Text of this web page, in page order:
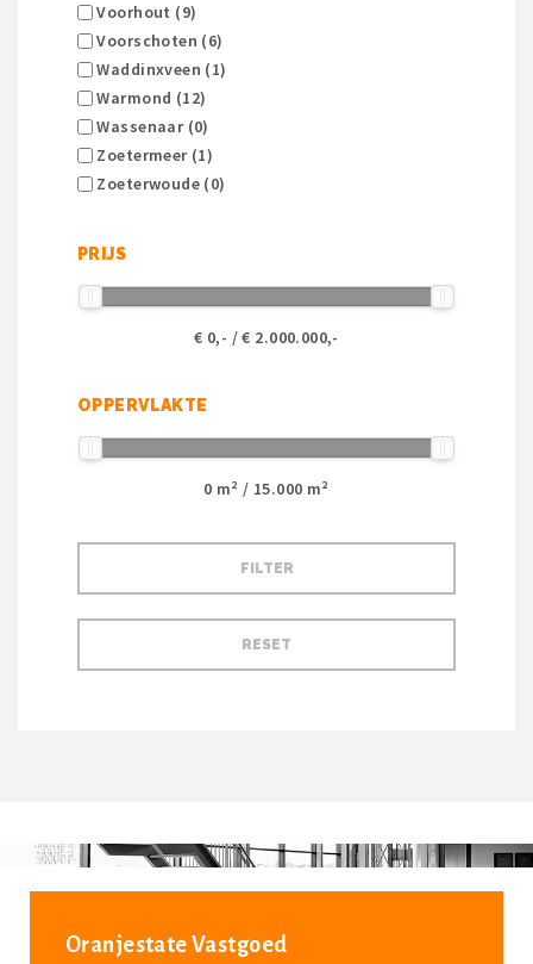
Voorhout (9)
Voorschoten (6)
Waddinxveen (1)
Warmond (12)
Wassenaar (0)
Zoetermeer (1)
Zoeterwoude (0)
PRIJS
€ 0,- / € 2.000.000,-
OPPERVLAKTE
0 m² / 15.000 m²
Oranjestate Vastgoed